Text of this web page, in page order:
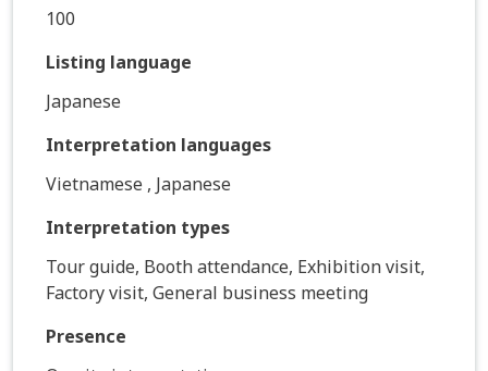
100
Listing language
Japanese
Interpretation languages
Vietnamese , Japanese
Interpretation types
Tour guide, Booth attendance, Exhibition visit,
Factory visit, General business meeting
Presence